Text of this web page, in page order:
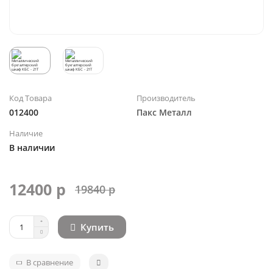
Код Товара
012400
Производитель
Пакс Металл
Наличие
В наличии
12400 р 19840 р
Купить
В сравнение